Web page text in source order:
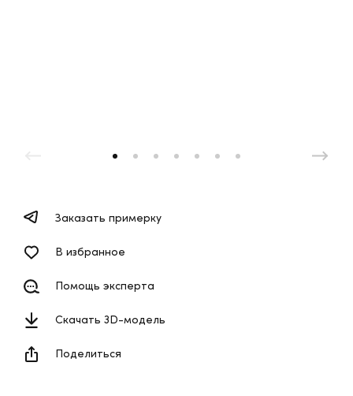
Заказать примерку
В избранное
Помощь эксперта
Скачать 3D-модель
Поделиться